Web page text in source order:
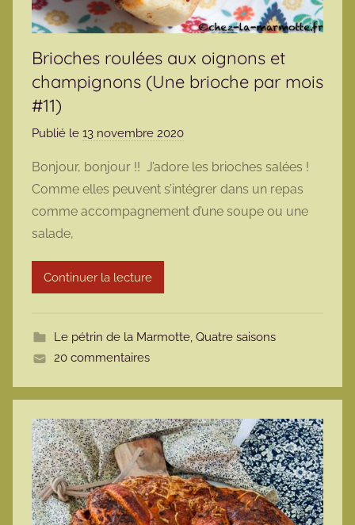
Brioches roulées aux oignons et
champignons (Une brioche par mois
#11)
Publié le 13 novembre 2020
r
m
a
e
Bonjour, bonjour !! J’adore les brioches salées !
Comme elles peuvent s’intégrer dans un repas
comme accompagnement d’une soupe ou une
salade,
Continuer la lecture
Le pétrin de la Marmotte, Quatre saisons
20 commentaires